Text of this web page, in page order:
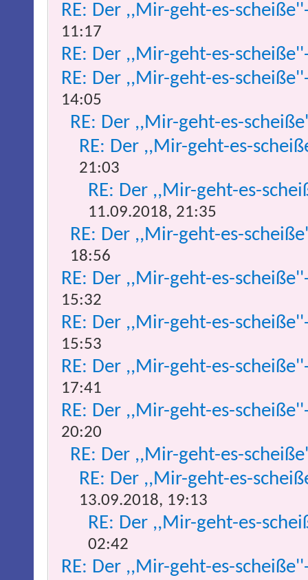
RE: Der ,,Mir-geht-es-
11:17
RE: Der ,,Mir-geht-es-
RE: Der ,,Mir-geht-es-
14:05
RE: Der ,,Mir-geht-es-
RE: Der ,,Mir-geht-es-
21:03
RE: Der ,,Mir-geht-es-
11.09.2018, 21:35
RE: Der ,,Mir-geht-es-
18:56
RE: Der ,,Mir-geht-es-
15:32
RE: Der ,,Mir-geht-es-
15:53
RE: Der ,,Mir-geht-es-
17:41
RE: Der ,,Mir-geht-es-
20:20
RE: Der ,,Mir-geht-es-
RE: Der ,,Mir-geht-es-
13.09.2018, 19:13
RE: Der ,,Mir-geht-es-
02:42
RE: Der ,,Mir-geht-es-